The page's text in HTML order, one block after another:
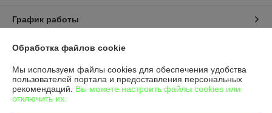
График работы
Полная версия сайта
Политика обработки cookies
Сайт создан на платформе Deal.by
Обработка файлов cookie
Мы используем файлы cookies для обеспечения удобства
пользователей портала и предоставления персональных
рекомендаций. Вы можете настроить файлы cookies или
отключить их.